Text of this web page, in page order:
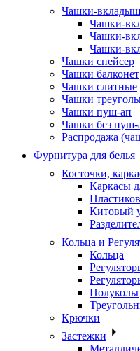
Чашки-
Чашки-
Чашки-
Чашки-
Чашки спейсер
Чашки балконет
Чашки слитные
Чашки
Чашки пуш-ап
Чашки без пуш-
Распродажа
Фурнитура для белья
Косточки,
Каркасы
Китовый
Кольца и
Кольца
Крючки
Застежки